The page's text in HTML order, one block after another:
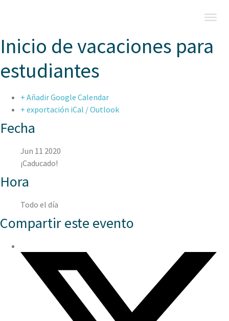
Inicio de vacaciones para
estudiantes
+ Añadir Google Calendar
+ exportación iCal / Outlook
Fecha
Jun 11 2020
¡Caducado!
Hora
Todo el día
Compartir este evento